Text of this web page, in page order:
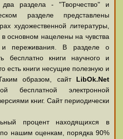
раздела - "Творчество" и
разделе представлены
художественной литературы,
в основном нацелены на чувства
и переживания. В разделе о
бесплатно книги научного и
есть книги несущие полезную и
образом, сайт LibOk.Net
бесплатной электронной
книг. Сайт периодически
процент находящихся в
по нашим оценкам, порядка 90%